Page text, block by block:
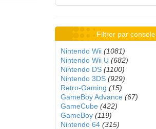
Filtrer par console
Nintendo Wii (1081)
Nintendo Wii U (682)
Nintendo DS (1100)
Nintendo 3DS (929)
Retro-Gaming (15)
GameBoy Advance (67)
GameCube (422)
GameBoy (119)
Nintendo 64 (315)